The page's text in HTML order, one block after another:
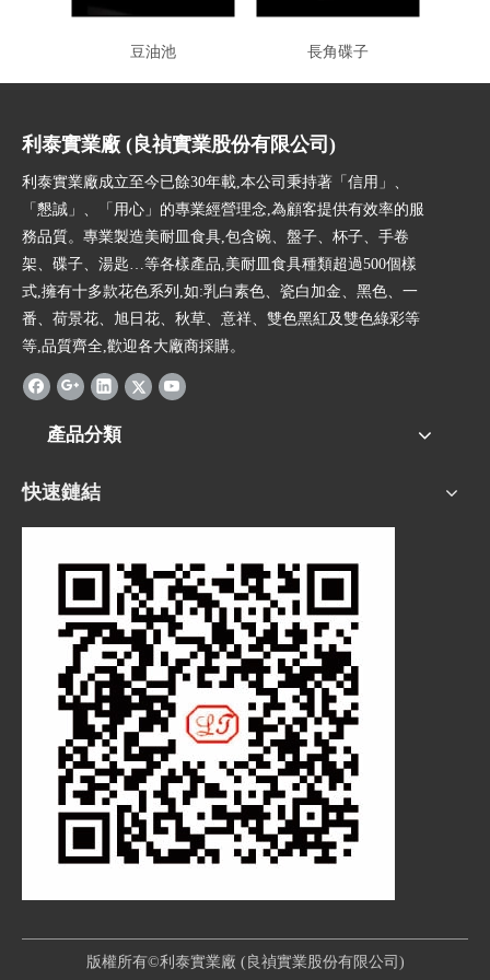
豆油池 長角碟子
利泰實業廠 (良禎實業股份有限公司)
利泰實業廠成立至今已餘30年載,本公司秉持著「信用」、
「懇誠」、「用心」的專業經營理念,為顧客提供有效率的服
務品質。專業製造美耐皿食具,包含碗、盤子、杯子、手卷
架、碟子、湯匙…等各樣產品,美耐皿食具種類超過500個樣
式,擁有十多款花色系列,如:乳白素色、瓷白加金、黑色、一
番、荷景花、旭日花、秋草、意祥、雙色黑紅及雙色綠彩等
等,品質齊全,歡迎各大廠商採購。
產品分類
快速鏈結
版權所有©利泰實業廠 (良禎實業股份有限公司)